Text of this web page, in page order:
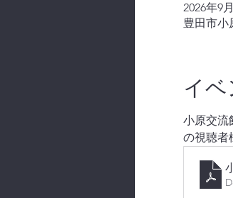
2026年9
豊田市小
イ
小原交流
の視聴者